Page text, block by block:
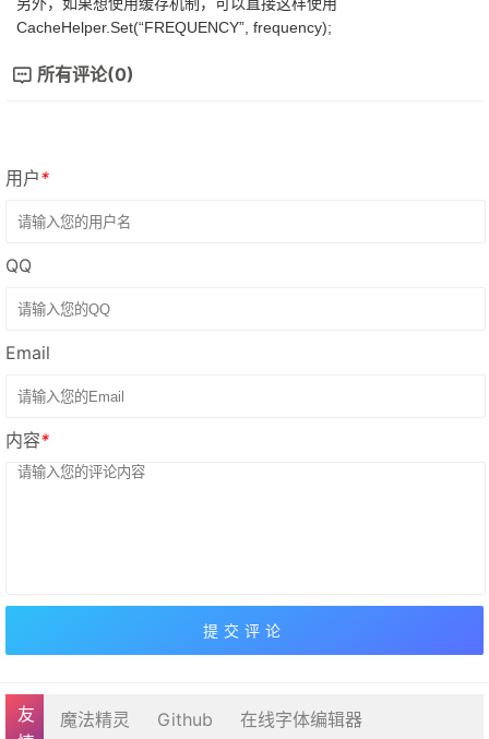
CacheHelper.Set(“FREQUENCY”, frequency);
所有评论(0)
用户*
QQ
Email
内容*
魔法精灵 Github 在线字体编辑器